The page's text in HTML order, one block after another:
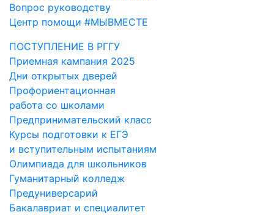
Вопрос руководству
Центр помощи #МЫВМЕСТЕ
ПОСТУПЛЕНИЕ В РГГУ
Приемная кампания 2025
Дни открытых дверей
Профориентационная
работа со школами
Предпринимательский класс
Курсы подготовки к ЕГЭ
и вступительным испытаниям
Олимпиада для школьников
Гуманитарный колледж
Предуниверсарий
Бакалавриат и специалитет